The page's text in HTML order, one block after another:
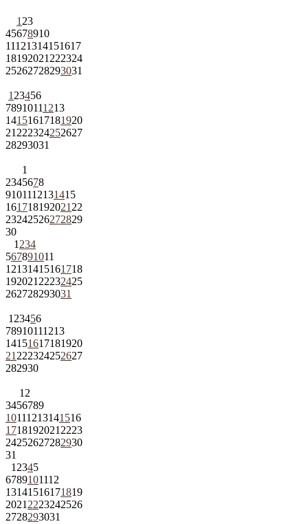
1 23
45678910
11121314151617
18192021 222324
25262728293031
1 23456
78910111213
14151617181920
21 222324252627
28293031
1
2345678
9101112131415
161718192021 22
23242526272829
30
1 234
567891011
12131415161718
192021 22232425
262728293031
1 23456
78910111213
14151617181920
21 222324252627
282930
1 2
3456789
10111213141516
1718192021 2223
24252627282930
31
1 2345
6789101112
13141516171819
2021 2223242526
2728293031